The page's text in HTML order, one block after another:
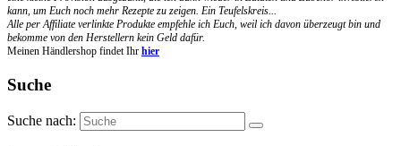
kann, um Euch noch mehr Rezepte zu zeigen. Ein Teufelskreis...
Alle per Affiliate verlinkte Produkte empfehle ich Euch, weil ich davon überzeugt bin und
bekomme von den Herstellern kein Geld dafür.
Meinen Händlershop findet Ihr hier
Suche
Suche nach: